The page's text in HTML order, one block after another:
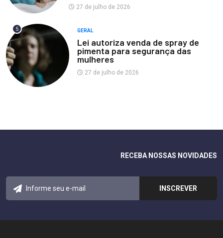
27 de julho de 2026
5 GERAL
Lei autoriza venda de spray de
pimenta para segurança das
mulheres
27 de julho de 2026
RECEBA NOSSAS NOVIDADES